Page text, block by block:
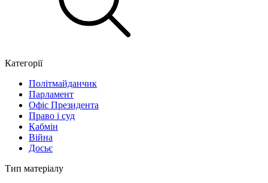
Категорії
Політмайданчик
Парламент
Офіс Президента
Право і суд
Кабмін
Війна
Досьє
Тип матеріалу